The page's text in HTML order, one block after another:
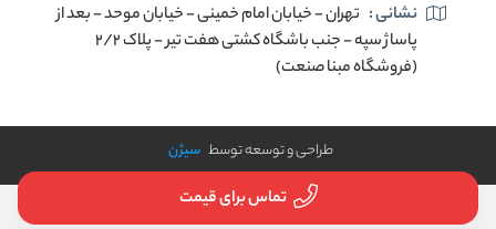
تماس برای قیمت
نشانی : تهران - خیابان امام خمینی - خیابان موحد - بعد از
پاساژ سپه - جنب باشگاه کشتی هفت تیر - پلاک 2/2
(فروشگاه مبنا صنعت)
طراحی و توسعه توسط سیژن